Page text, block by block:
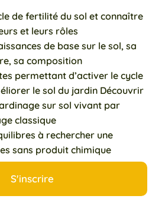
de fertilité du sol et connaître
et leurs rôles
de base sur le sol, sa
sa composition
permettant d’activer le cycle
le sol du jardin Découvrir
sur sol vivant par
classique
à rechercher une
sans produit chimique
S'inscrire